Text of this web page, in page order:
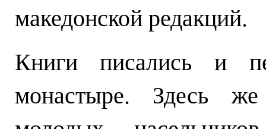
македонской редакций.
Книги писались и
монастыре. Здесь